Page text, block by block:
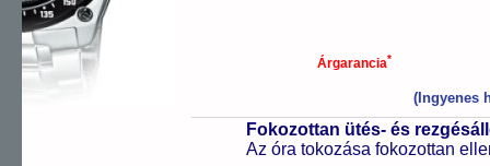
Árgarancia*
(Ingyenes
Fokozottan ütés- és
Az óra tokozása fokozottan